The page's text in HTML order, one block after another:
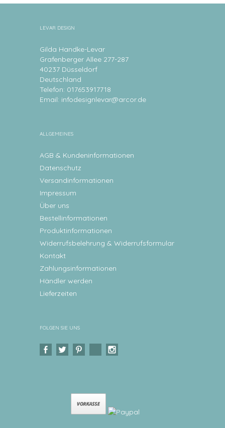
LEVAR DESIGN
Gilda Handke-Levar
Grafenberger Allee 277-287
40237 Düsseldorf
Deutschland
Telefon: 017653917718
Email: infodesignlevar@arcor.de
ALLGEMEINES
AGB & Kundeninformationen
Datenschutz
Versandinformationen
Impressum
Über uns
Bestellinformationen
Produktinformationen
Widerrufsbelehrung & Widerrufsformular
Kontakt
Zahlungsinformationen
Händler werden
Lieferzeiten
FOLGEN SIE UNS